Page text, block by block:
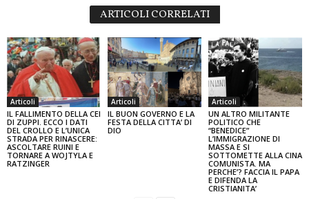
ARTICOLI CORRELATI
Articoli
IL FALLIMENTO DELLA CEI
DI ZUPPI. ECCO I DATI
DEL CROLLO E L’UNICA
STRADA PER RINASCERE:
ASCOLTARE RUINI E
TORNARE A WOJTYLA E
RATZINGER
Articoli
IL BUON GOVERNO E LA
FESTA DELLA CITTA’ DI
DIO
Articoli
UN ALTRO MILITANTE
POLITICO CHE
“BENEDICE”
L’IMMIGRAZIONE DI
MASSA E SI
SOTTOMETTE ALLA CINA
COMUNISTA. MA
PERCHE’? FACCIA IL PAPA
E DIFENDA LA
CRISTIANITA’